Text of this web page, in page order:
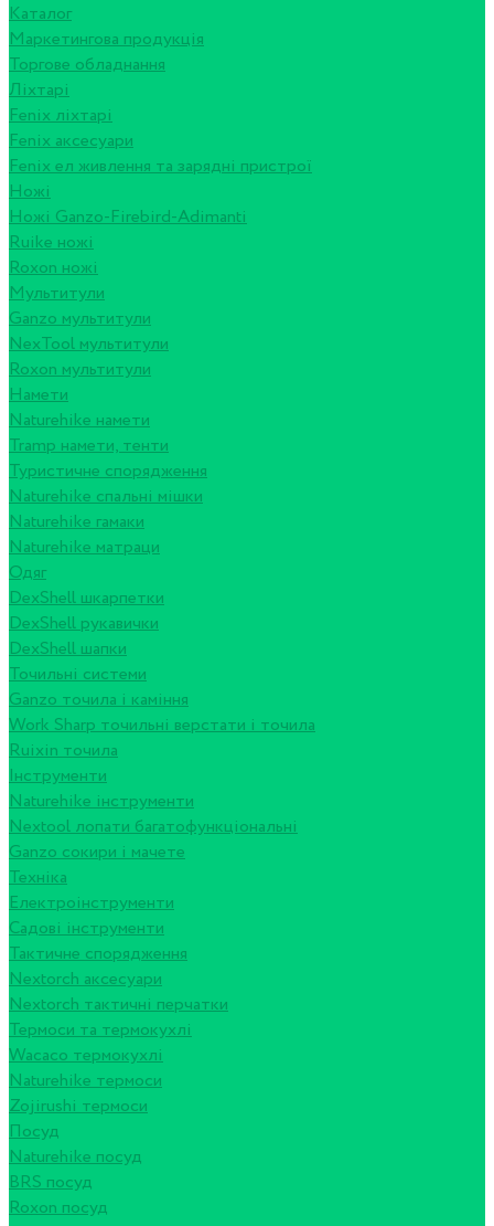
Каталог
Маркетингова продукція
Торгове обладнання
Ліхтарі
Fenix ліхтарі
Fenix аксесуари
Fenix ел живлення та зарядні пристрої
Ножі
Ножі Ganzo-Firebird-Adimanti
Ruike ножі
Roxon ножi
Мультитули
Ganzo мультитули
NexTool мультитули
Roxon мультитули
Намети
Naturehike намети
Tramp намети, тенти
Туристичне спорядження
Naturehike спальні мішки
Naturehike гамаки
Naturehike матраци
Одяг
DexShell шкарпетки
DexShell рукавички
DexShell шапки
Точильні системи
Ganzo точила і каміння
Work Sharp точильні верстати і точила
Ruixin точила
Інструменти
Naturehike інструменти
Nextool лопати багатофункціональні
Ganzo сокири і мачете
Техніка
Електроінструменти
Садові інструменти
Тактичне спорядження
Nextorch аксесуари
Nextorch тактичні перчатки
Термоси та термокухлі
Wacaco термокухлі
Naturehike термоси
Zojirushi термоси
Посуд
Naturehike посуд
BRS посуд
Roxon посуд